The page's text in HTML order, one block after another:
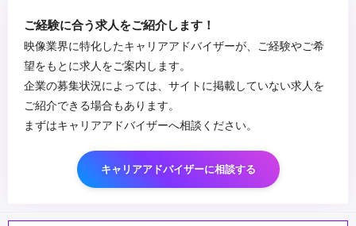
・WEB制作経験、HTML、CSS、JS
...
ご経験に合う求人をご紹介します！
映像業界に特化したキャリアアドバイザーが、ご経験やご希
望をもとに求人をご案内します。
企業の募集状況によっては、サイトに掲載していない求人を
ご紹介できる場合もあります。
まずはキャリアアドバイザーへ相談ください。
キャリアアドバイザーに相談する